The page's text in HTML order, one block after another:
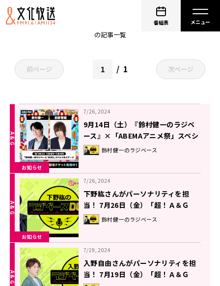
番組表
の記事一覧
前ページ 1 次ページ
お知らせ
7/26, 2024
9月14日（土）『鈴村健一のラジベ
ース』×「ABEMAアニメ祭」スペシ
ャルステージ開催決定！ゲストには
前野智昭さんが登場！
鈴村健一のラジベース
お知らせ
7/26, 2024
下野紘さんがパーソナリティを担
当！ 7月26日（金）「超！Ａ＆Ｇ
＋」とABEMAで放送！『鈴村健一の
ラジベースDUO』#16
鈴村健一のラジベース
7/19, 2024
入野自由さんがパーソナリティを担
当！ 7月19日（金）「超！Ａ＆Ｇ